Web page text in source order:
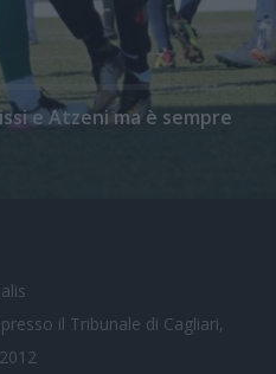
e Atzeni ma è sempre
il Tribunale di Cagliari,